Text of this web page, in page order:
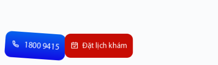
1800 9415 Đặt lịch khám